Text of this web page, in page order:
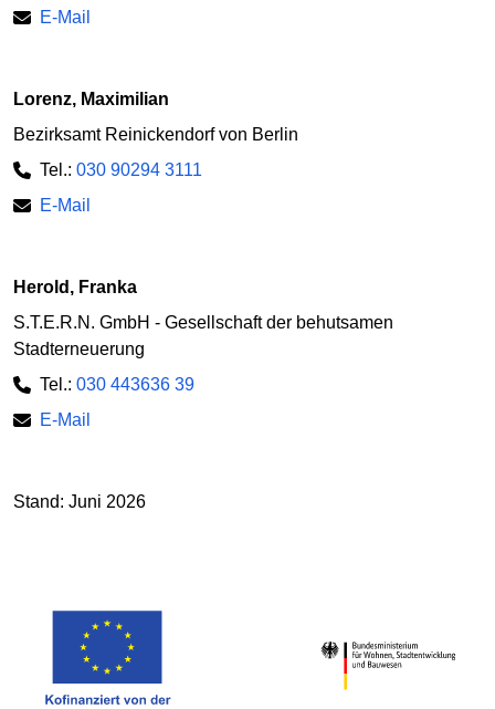
E-Mail
Lorenz, Maximilian
Bezirksamt Reinickendorf von Berlin
Tel.: 030 90294 3111
E-Mail
Herold, Franka
S.T.E.R.N. GmbH - Gesellschaft der behutsamen
Stadterneuerung
Tel.: 030 443636 39
E-Mail
Stand: Juni 2026